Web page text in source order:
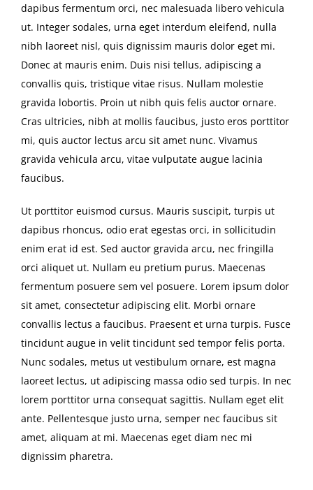
dapibus fermentum orci, nec malesuada libero vehicula
ut. Integer sodales, urna eget interdum eleifend, nulla
nibh laoreet nisl, quis dignissim mauris dolor eget mi.
Donec at mauris enim. Duis nisi tellus, adipiscing a
convallis quis, tristique vitae risus. Nullam molestie
gravida lobortis. Proin ut nibh quis felis auctor ornare.
Cras ultricies, nibh at mollis faucibus, justo eros porttitor
mi, quis auctor lectus arcu sit amet nunc. Vivamus
gravida vehicula arcu, vitae vulputate augue lacinia
faucibus.
Ut porttitor euismod cursus. Mauris suscipit, turpis ut
dapibus rhoncus, odio erat egestas orci, in sollicitudin
enim erat id est. Sed auctor gravida arcu, nec fringilla
orci aliquet ut. Nullam eu pretium purus. Maecenas
fermentum posuere sem vel posuere. Lorem ipsum dolor
sit amet, consectetur adipiscing elit. Morbi ornare
convallis lectus a faucibus. Praesent et urna turpis. Fusce
tincidunt augue in velit tincidunt sed tempor felis porta.
Nunc sodales, metus ut vestibulum ornare, est magna
laoreet lectus, ut adipiscing massa odio sed turpis. In nec
lorem porttitor urna consequat sagittis. Nullam eget elit
ante. Pellentesque justo urna, semper nec faucibus sit
amet, aliquam at mi. Maecenas eget diam nec mi
dignissim pharetra.